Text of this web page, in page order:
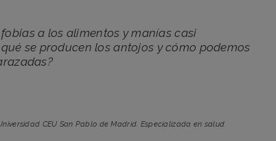
a los alimentos y manías casi
se producen los antojos y cómo podemos
CEU San Pablo de Madrid. Especializada en salud